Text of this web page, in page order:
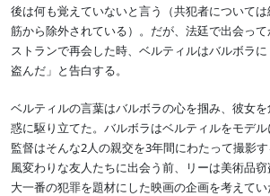
後は何も覚えていないと言う（共犯者について
筋から除外されている）。だが、法廷で出会っ
ストランで再会した時、ベルティルはバルボラ
盗んだ」と告白する。
ベルティルの言葉はバルボラの心を掴み、彼女
惑に駆り立てた。バルボラはベルティルをモデ
監督はそんな2人の親交を3年間にわたって撮影
風変わりな友人たちに出会う前、リーは美術品
大一番の犯罪を題材にした映画の企画を考えて